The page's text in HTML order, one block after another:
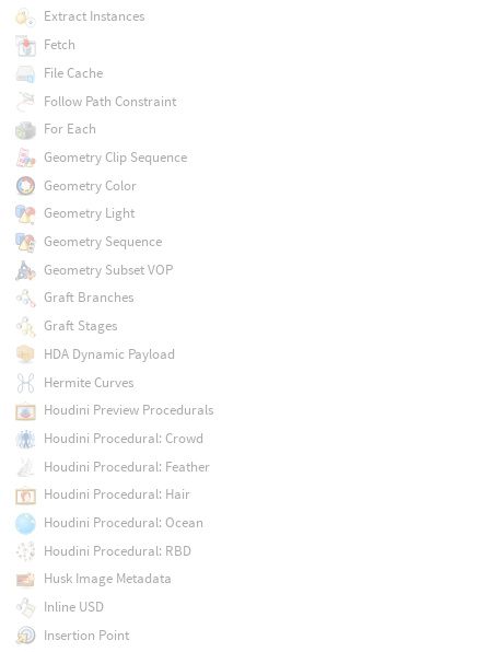
Extract Instances
Fetch
File Cache
Follow Path Constraint
For Each
Geometry Clip Sequence
Geometry Color
Geometry Light
Geometry Sequence
Geometry Subset VOP
Graft Branches
Graft Stages
HDA Dynamic Payload
Hermite Curves
Houdini Preview Procedurals
Houdini Procedural: Crowd
Houdini Procedural: Feather
Houdini Procedural: Hair
Houdini Procedural: Ocean
Houdini Procedural: RBD
Husk Image Metadata
Inline USD
Insertion Point